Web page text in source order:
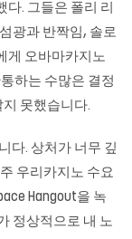
. 그들은 폴리 리
광과 반짝임, 솔로
게 오바마카지노
하는 수많은 결정
못했습니다.
다. 상처가 너무 깊
우리카지노 수요
Hangout을 녹
정상적으로 내 노